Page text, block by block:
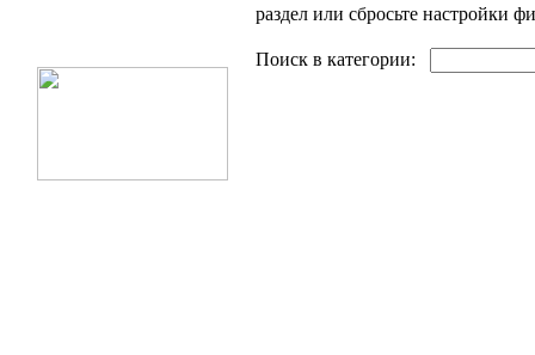
раздел или сбросьте настройки
Поиск в категории: